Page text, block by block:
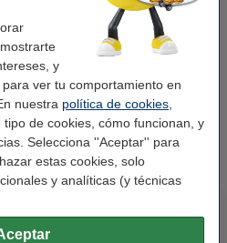
y
ver tu comportamiento en
nuestra política de cookies
de cookies, cómo funcionan, y
Selecciona ''Aceptar'' para
estas cookies, solo
y analíticas (y técnicas
destacados